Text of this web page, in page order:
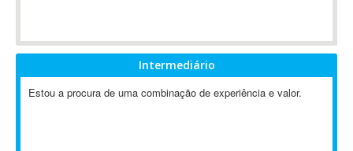
ABIS
Ableton
Ableton Live
Intermediário
Estou a procura de uma combinação de experiência e valor.